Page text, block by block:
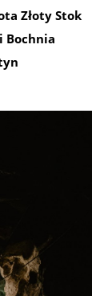
Złoty Stok
Bochnia